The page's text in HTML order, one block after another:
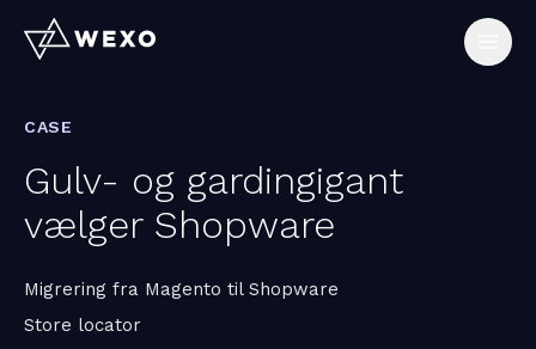
AI
Ydelser
CASE
Gulv- og gardingigant
vælger Shopware
Migrering fra Magento til Shopware
Store locator